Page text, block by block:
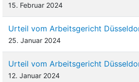
15. Februar 2024
Urteil vom Arbeitsgericht
25. Januar 2024
Urteil vom Arbeitsgericht
12. Januar 2024